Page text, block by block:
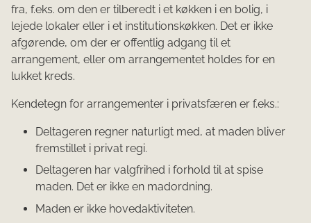
fra, f.eks. om den er tilberedt i et køkken i en bolig, i
lejede lokaler eller i et institutionskøkken. Det er ikke
afgørende, om der er offentlig adgang til et
arrangement, eller om arrangementet holdes for en
lukket kreds.
Kendetegn for arrangementer i privatsfæren er f.eks.:
Deltageren regner naturligt med, at maden bliver
fremstillet i privat regi.
Deltageren har valgfrihed i forhold til at spise
maden. Det er ikke en madordning.
Maden er ikke hovedaktiviteten.